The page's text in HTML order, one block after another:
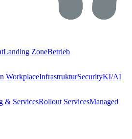
Landing ZoneBetrieb
WorkplaceInfrastrukturSecurityKI/AI
& ServicesRollout ServicesManaged